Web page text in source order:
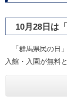
10月28日は
「群馬県民の日
入館・入園が無料